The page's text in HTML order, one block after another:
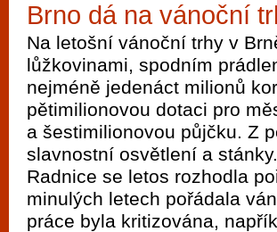
Brno dá na vánoční
Na letošní vánoční trhy v
lůžkovinami, spodním
nejméně jedenáct milionů
pětimilionovou dotaci pro
a šestimilionovou půjčku. Z
slavnostní osvětlení a stánky.
Radnice se letos rozhodla
minulých letech pořádala
práce byla kritizována,
Mimo jiné je ale také
vyzkoušet různé kasinové